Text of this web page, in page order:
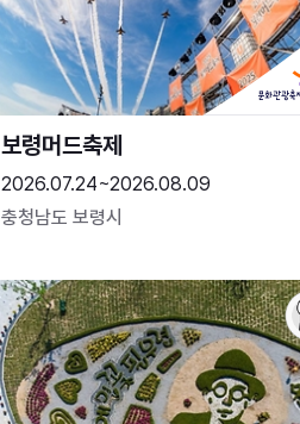
보령머드축제
2026.07.24~2026.08.09
충청남도 보령시